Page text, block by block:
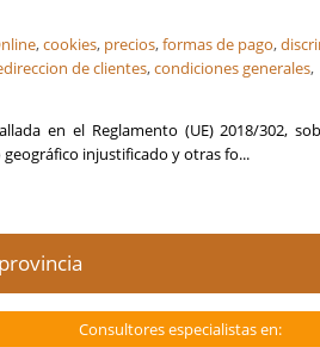
,cookies, precios,formas de pago,
de clientes,condiciones generales,
en el Reglamento (UE) 2018/302,
injustificado y otras fo...
Consultores especialistas en: